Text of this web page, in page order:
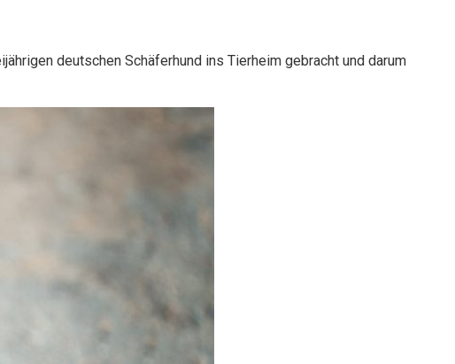
deutschen Schäferhund ins Tierheim gebracht und darum